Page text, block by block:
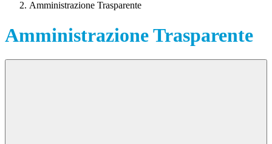
Amministrazione Trasparente
Amministrazione Trasparente